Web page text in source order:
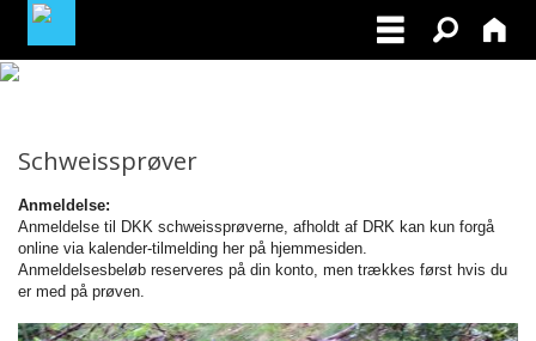
BLIV MEDLEM / BECOME A MEMBER
Schweissprøver
Anmeldelse:
Anmeldelse til DKK schweissprøverne, afholdt af DRK kan kun forgå
online via kalender-tilmelding her på hjemmesiden.
Anmeldelsesbeløb reserveres på din konto, men trækkes først hvis du
er med på prøven.